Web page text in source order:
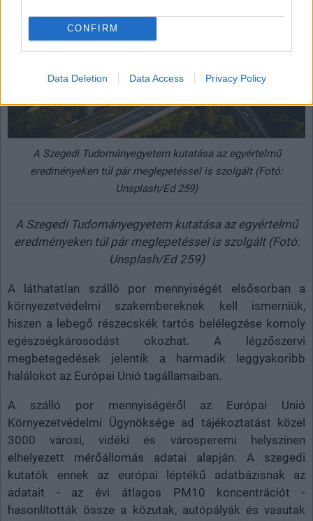
CONFIRM
Data Deletion Data Access Privacy Policy
A Szegedi Tudományegyetem kutatása az egyértelmű
eredményeken túl pár meglepetéssel is szolgált (Fotó:
Unsplash/Ed 259)
A Szegedi Tudományegyetem kutatása az egyértelmű
eredményeken túl pár meglepetéssel is szolgált (Fotó:
Unsplash/Ed 259)
A láthatatlan szálló por mennyiségét elsősorban a
környezetvédelmi szakembereknek kell ismerniük,
hiszen a lebegő részecskék tartós belélegzése komoly
egészségkárosodást okozhat. A légzőszervi
megbetegedések jelentik a harmadik leggyakoribb
halálokot az Európai Unió tagállamaiban.
A szálló por mennyiségéről az Európai Unió
Környezetvédelmi Ügynöksége ad tájékoztatást közel
3000 városi, vidéki és városperemi helyszínen
elhelyezett mérőállomás adatai alapján. A szegedi
kutatók ennek az európai léptékű adatbázisnak az
adatait - az évi átlagos PM10 koncentrációt -
hasonlították össze a közutak, autópályák és vasutak